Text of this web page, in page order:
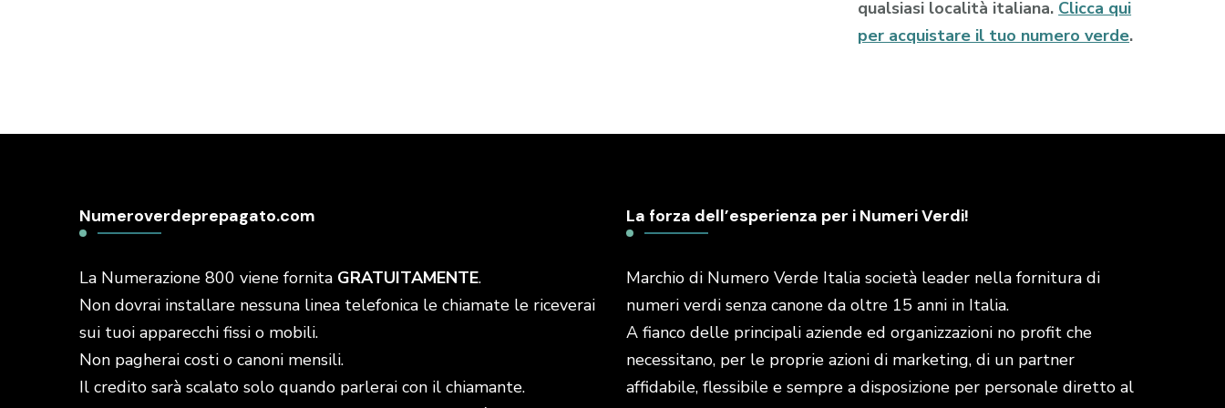
qualsiasi località italiana. Clicca qui
per acquistare il tuo numero verde.
Numeroverdeprepagato.com
La Numerazione 800 viene fornita GRATUITAMENTE.
Non dovrai installare nessuna linea telefonica le chiamate le riceverai
sui tuoi apparecchi fissi o mobili.
Non pagherai costi o canoni mensili.
Il credito sarà scalato solo quando parlerai con il chiamante.
La forza dell’esperienza per i Numeri Verdi!
Marchio di Numero Verde Italia società leader nella fornitura di
numeri verdi senza canone da oltre 15 anni in Italia.
A fianco delle principali aziende ed organizzazioni no profit che
necessitano, per le proprie azioni di marketing, di un partner
affidabile, flessibile e sempre a disposizione per personale diretto al